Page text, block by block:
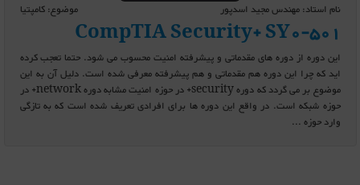
نام استاد: مهندس مجید اسدپور موضوع: کامپتیا
CompTIA Security+ SY0-501
این دوره از دوره های مقدماتی و پیشرفته امنیت محسوب می شود. حتما تعجب کرده
اید که چرا این دوره هم مقدماتی و هم پیشرفته معرفی شده است. دلیل آن به این
موضوع بر می گردد که دوره security+ در حوزه امنیت مشابه دوره network+ در
حوزه شبکه است. در واقع این دوره ها برای افرادی تعریف شده است که به تازگی
وارد حوزه ...